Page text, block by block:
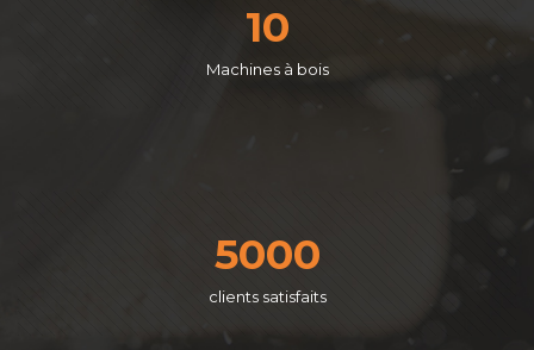
10
Machines à bois
5000
clients satisfaits